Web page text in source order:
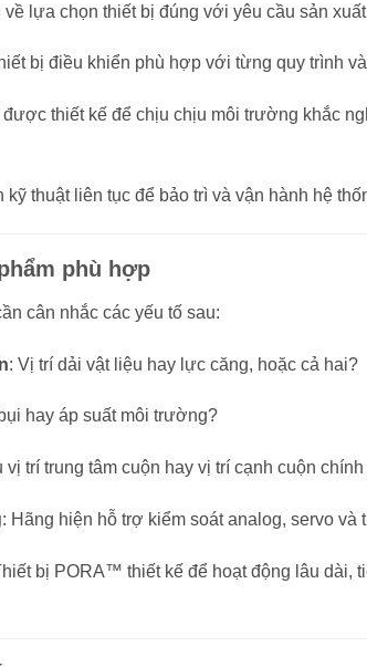
về lựa chọn thiết bị đúng với yêu cầu sản
bị điều khiển phù hợp với từng quy trình
được thiết kế để chịu chịu môi trường khắc
kỹ thuật liên tục để bảo trì và vận hành hệ
phù hợp
cân nhắc các yếu tố sau:
: Vị trí dải vật liệu hay lực căng, hoặc cả hai?
hay áp suất môi trường?
vị trí trung tâm cuộn hay vị trí cạnh cuộn chính
: Hãng hiện hỗ trợ kiểm soát analog, servo và
bị PORA™ thiết kế để hoạt động lâu dài,